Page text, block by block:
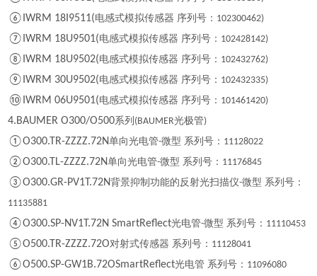
⑥IWRM 18I9511(电感式模拟传感器 序列号： 102300462)
⑦IWRM 18U9501(电感式模拟传感器 序列号： 102428142)
⑧IWRM 18U9502(电感式模拟传感器 序列号： 102432762)
⑨IWRM 30U9502(电感式模拟传感器 序列号： 102432335)
⑩IWRM 06U9501(电感式模拟传感器 序列号： 101461420)
4.BAUMER O300/O500系列 (BAUMER光极管)
①O300.TR-ZZZZ.72N单向光电管-微型 系列号： 11128022
②O300.TL-ZZZZ.72N单向光电管-微型 系列号： 11176845
③O300.GR-PV1T.72N背景抑制功能的反射光扫描仪-微型 系列号：
11135881
④O300.SP-NV1T.72N SmartReflect光电管-微型 系列号： 11110453
⑤O500.TR-ZZZZ.72O对射式传感器 系列号： 11128041
⑥O500.SP-GW1B.72OSmartReflect光电管 系列号： 11096080